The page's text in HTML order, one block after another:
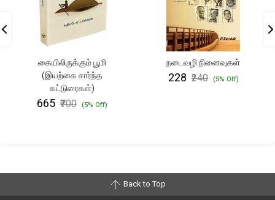
கையிலிருக்கும் பூமி
(இயற்கை சார்ந்த
கட்டுரைகள்)
₹665 ₹700 (5% Off)
நடைவழி நினைவுகள்
₹228 ₹240 (5% Off)
Back to Top